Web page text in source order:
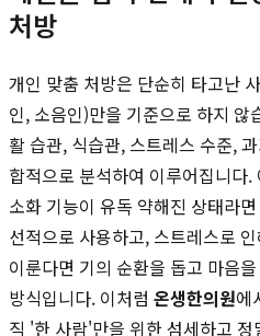
처방
개인 맞춤 처방은 단순히 타고난
인, 소음인)만을 기준으로 하지 않
활 습관, 식습관, 스트레스 수준,
합적으로 분석하여 이루어집니다
소화 기능이 유독 약해진 상태라
선적으로 사용하고, 스트레스로
이룬다면 기의 순환을 돕고 마음
방식입니다. 이처럼 온생한의원에
직 '한 사람'만을 위한 섬세하고